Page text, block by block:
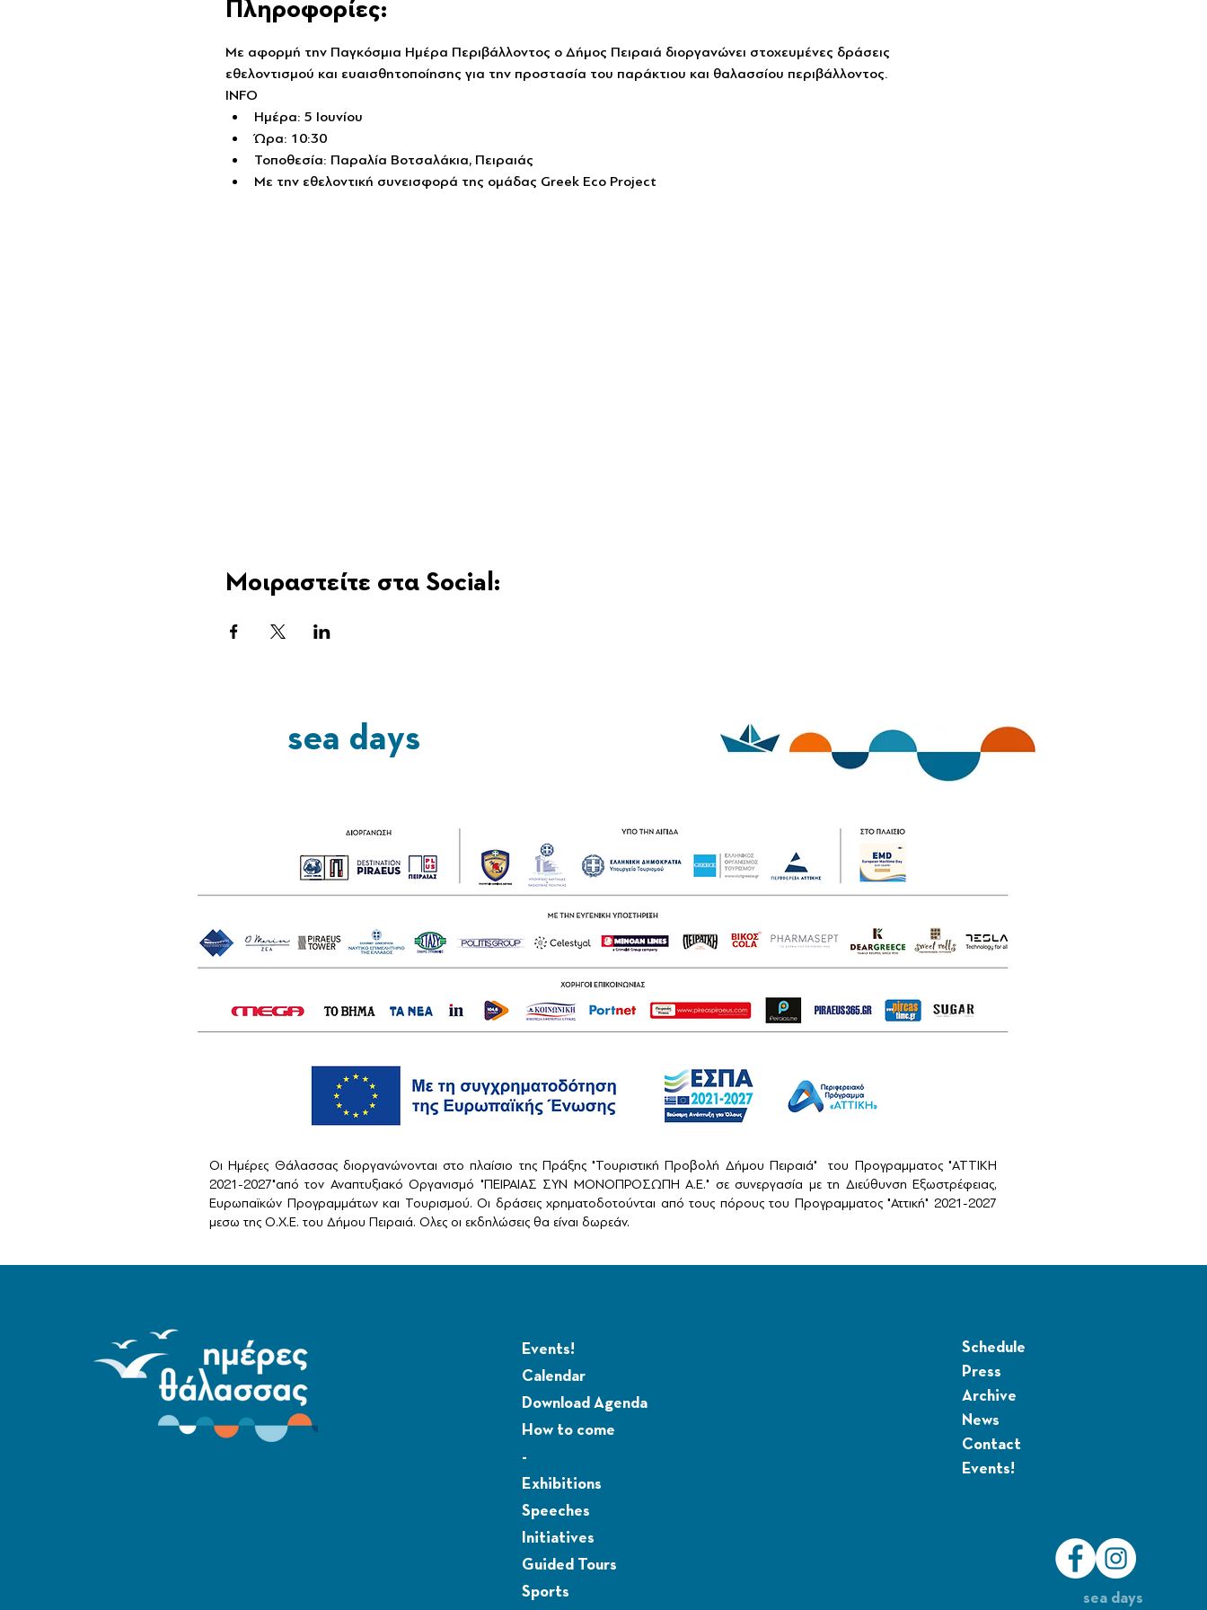
Πληροφορίες:
Με αφορμή την Παγκόσμια Ημέρα Περιβάλλοντος ο Δήμος Πειραιά διοργανώνει στοχευμένες δράσεις
εθελοντισμού και ευαισθητοποίησης για την προστασία του παράκτιου και θαλασσίου περιβάλλοντος.
INFO
Ημέρα: 5 Ιουνίου
Ώρα: 10:30
Τοποθεσία: Παραλία Βοτσαλάκια, Πειραιάς
Με την εθελοντική συνεισφορά της ομάδας Greek Eco Project
Μοιραστείτε στα Social:
sea days
Οι Ημέρες Θάλασσας διοργανώνονται στο πλαίσιο της Πράξης "Τουριστική Προβολή Δήμου Πειραιά" του Προγραμματος "ΑΤΤΙΚΗ
2021-2027"από τον Αναπτυξιακό Οργανισμό "ΠΕΙΡΑΙΑΣ ΣΥΝ ΜΟΝΟΠΡΟΣΩΠΗ Α.Ε." σε συνεργασία με τη Διεύθυνση Εξωστρέφειας,
Ευρωπαϊκών Προγραμμάτων και Τουρισμού. Οι δράσεις χρηματοδοτούνται από τους πόρους του Προγραμματος "Αττική" 2021-2027
μεσω της Ο.Χ.Ε. του Δήμου Πειραιά. Ολες οι εκδηλώσεις θα είναι δωρεάν.
Events!
Calendar
Download Agenda
How to come
-
Exhibitions
Speeches
Initiatives
Guided Tours
Sports
Schedule
Press
Archive
News
Contact
Events!
sea days